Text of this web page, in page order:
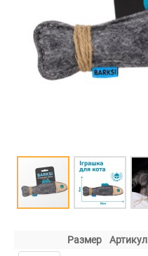
Размер Артикул